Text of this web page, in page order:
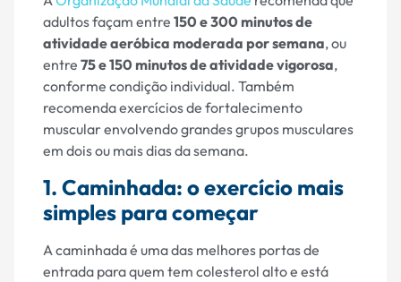
adultos façam entre 150 e 300 minutos de
atividade aeróbica moderada por semana, ou
entre 75 e 150 minutos de atividade vigorosa,
conforme condição individual. Também
recomenda exercícios de fortalecimento
muscular envolvendo grandes grupos musculares
em dois ou mais dias da semana.
1. Caminhada: o exercício mais
simples para começar
A caminhada é uma das melhores portas de
entrada para quem tem colesterol alto e está